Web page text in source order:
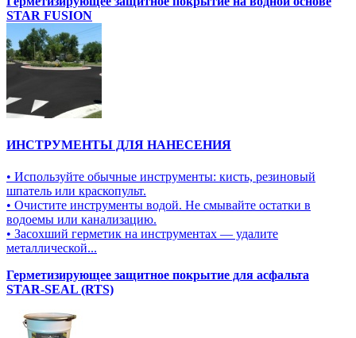
STAR FUSION
ИНСТРУМЕНТЫ ДЛЯ НАНЕСЕНИЯ
• Используйте обычные инструменты: кисть, резиновый
шпатель или краскопульт.
• Очистите инструменты водой. Не смывайте остатки в
водоемы или канализацию.
• Засохший герметик на инструментах — удалите
металлической...
Герметизирующее защитное покрытие для асфальта
STAR-SEAL (RTS)